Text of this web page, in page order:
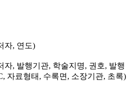
자, 연도)
자, 발행기관, 학술지명, 권호, 발행
자료형태, 수록면, 소장기관, 초록)